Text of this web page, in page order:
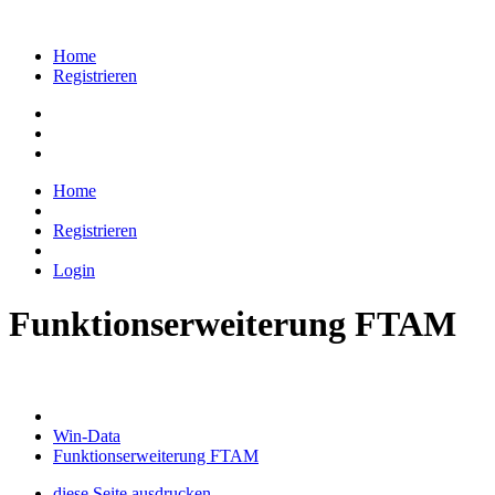
Home
Registrieren
Home
Registrieren
Login
Funktionserweiterung FTAM
Win-Data
Funktionserweiterung FTAM